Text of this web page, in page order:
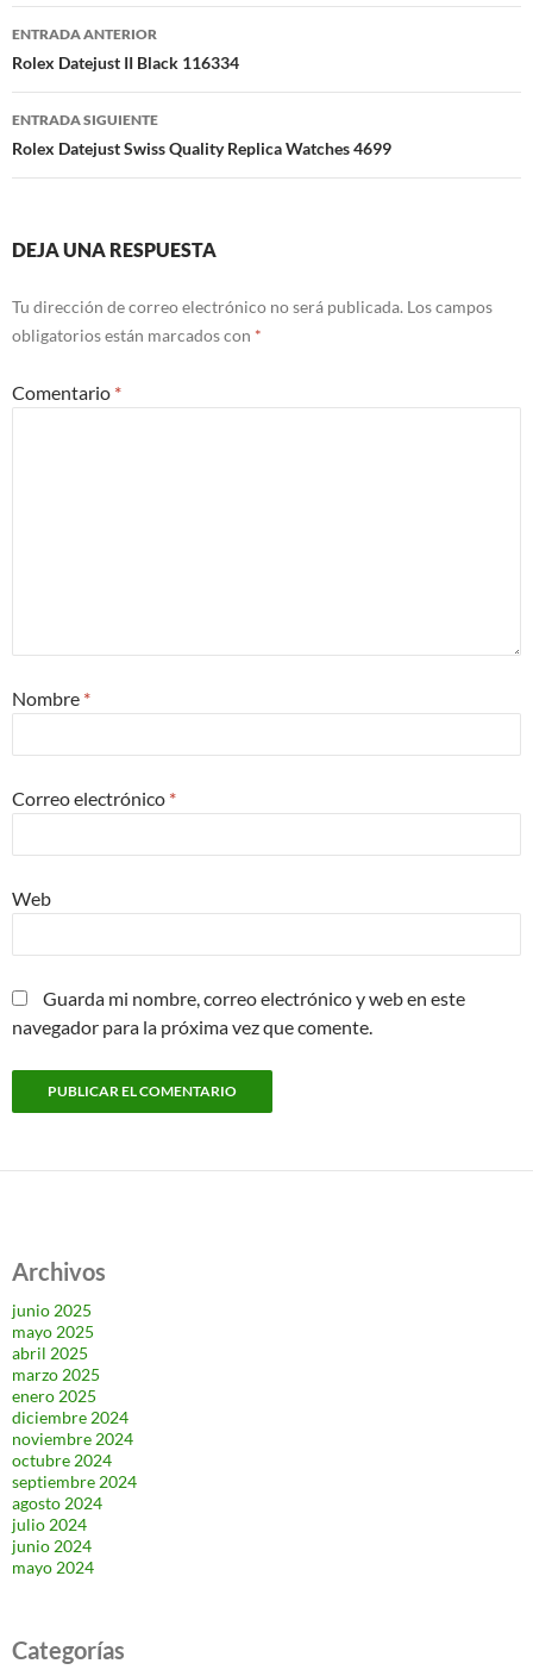
Navegación
de
entradas
ENTRADA ANTERIOR
Rolex Datejust II Black 116334
ENTRADA SIGUIENTE
Rolex Datejust Swiss Quality Replica Watches 4699
DEJA UNA RESPUESTA
Tu dirección de correo electrónico no será publicada. Los campos
obligatorios están marcados con *
Comentario *
Nombre *
Correo electrónico *
Web
Guarda mi nombre, correo electrónico y web en este
navegador para la próxima vez que comente.
Archivos
junio 2025
mayo 2025
abril 2025
marzo 2025
enero 2025
diciembre 2024
noviembre 2024
octubre 2024
septiembre 2024
agosto 2024
julio 2024
junio 2024
mayo 2024
Categorías